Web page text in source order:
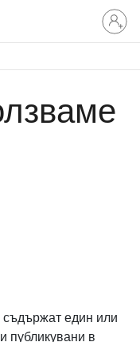
Влезте
във
вашия
един или
публикувани в